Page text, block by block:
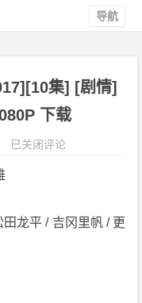
导航
集] [剧情]
下载
《四
ル
已关闭评论
龙平 / 吉冈里帆 / 更